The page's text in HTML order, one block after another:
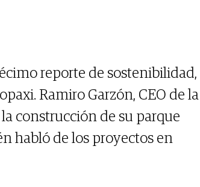
reporte de sostenibilidad,
Ramiro Garzón, CEO de la
construcción de su parque
habló de los proyectos en